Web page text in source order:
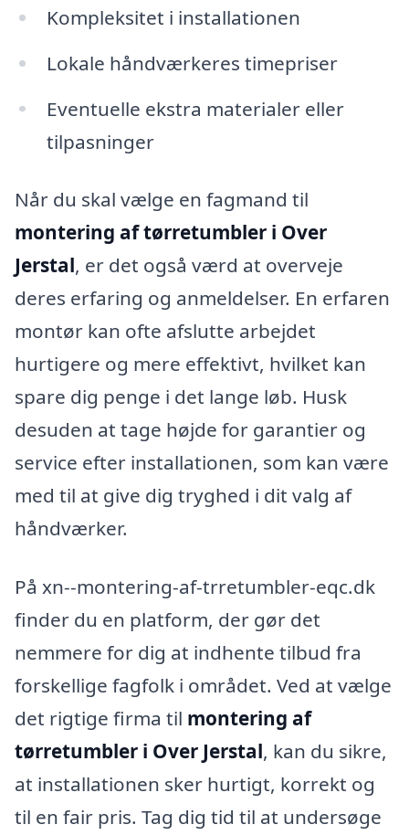
Kompleksitet i installationen
Lokale håndværkeres timepriser
Eventuelle ekstra materialer eller
tilpasninger
Når du skal vælge en fagmand til
montering af tørretumbler i Over
Jerstal, er det også værd at overveje
deres erfaring og anmeldelser. En erfaren
montør kan ofte afslutte arbejdet
hurtigere og mere effektivt, hvilket kan
spare dig penge i det lange løb. Husk
desuden at tage højde for garantier og
service efter installationen, som kan være
med til at give dig tryghed i dit valg af
håndværker.
På xn--montering-af-trretumbler-eqc.dk
finder du en platform, der gør det
nemmere for dig at indhente tilbud fra
forskellige fagfolk i området. Ved at vælge
det rigtige firma til montering af
tørretumbler i Over Jerstal, kan du sikre,
at installationen sker hurtigt, korrekt og
til en fair pris. Tag dig tid til at undersøge